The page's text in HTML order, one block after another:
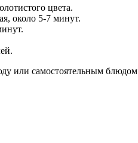
цвета.
около 5-7 минут.
или самостоятельным